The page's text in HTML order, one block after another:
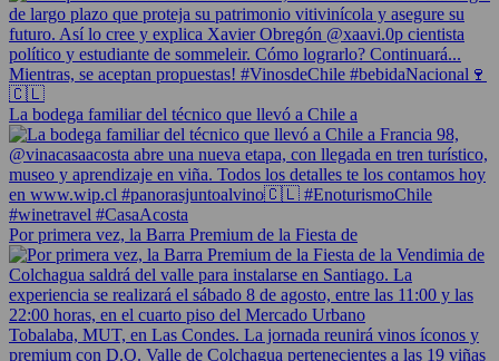
La bodega familiar del técnico que llevó a Chile a
Por primera vez, la Barra Premium de la Fiesta de